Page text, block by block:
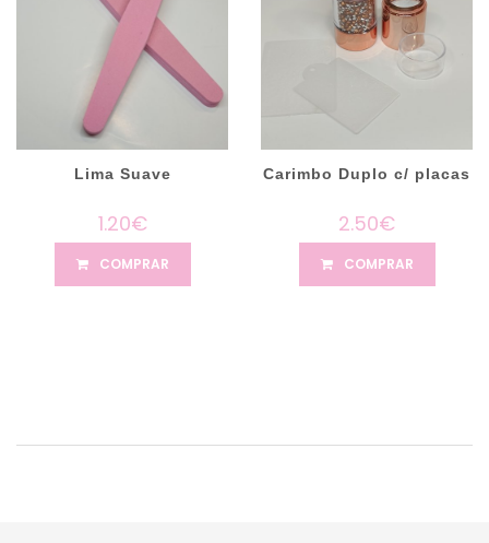
Lima Suave
1.20€
COMPRAR
Carimbo Duplo c/ placas
2.50€
COMPRAR